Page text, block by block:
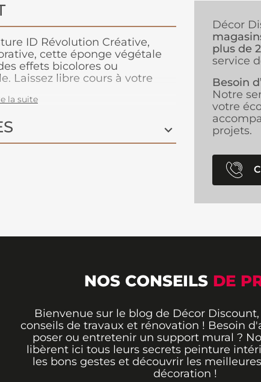
ID Révolution Créative,
cette éponge végétale
effets bicolores ou
Laissez libre cours à votre
la suite
Décor
plus de
service
Besoin
Notre
votre
projets.
NOS CONSEILS DE
Bienvenue sur le blog de Décor
conseils de travaux et rénovation ! Besoin
poser ou entretenir un support mural ?
libèrent ici tous leurs secrets peinture
les bons gestes et découvrir les
décoration !